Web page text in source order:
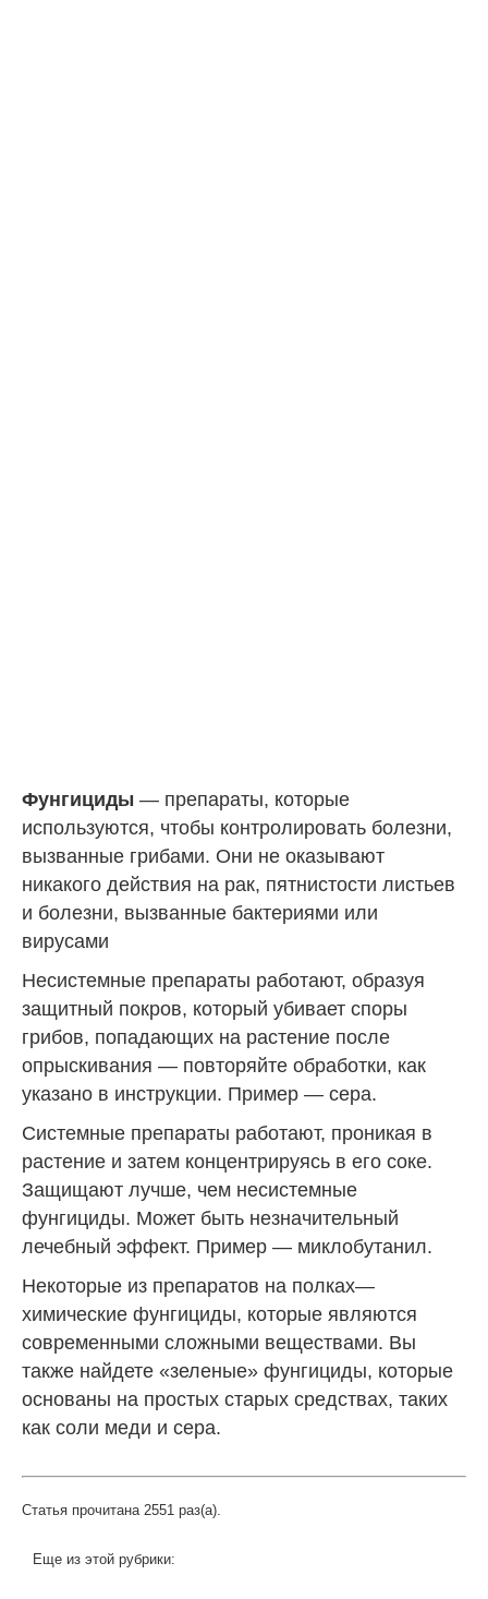
Фунгициды — препараты, которые
используются, чтобы контролировать болезни,
вызванные грибами. Они не оказывают
никакого действия на рак, пятнистости листьев
и болезни, вызванные бактериями или
вирусами
Несистемные препараты работают, образуя
защитный покров, который убивает споры
грибов, попадающих на растение после
опрыскивания — повторяйте обработки, как
указано в инструкции. Пример — сера.
Системные препараты работают, проникая в
растение и затем концентрируясь в его соке.
Защищают лучше, чем несистемные
фунгициды. Может быть незначительный
лечебный эффект. Пример — миклобутанил.
Некоторые из препаратов на полках—
химические фунгициды, которые являются
современными сложными веществами. Вы
также найдете «зеленые» фунгициды, которые
основаны на простых старых средствах, таких
как соли меди и сера.
Статья прочитана 2551 раз(a).
Еще из этой рубрики: